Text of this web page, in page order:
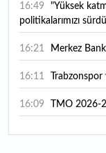
16:49
politikalarımızı
16:21 Merkez
16:11
16:09 TMO 2026-